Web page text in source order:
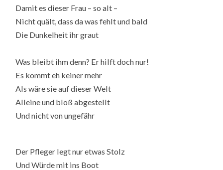
Damit es dieser Frau – so alt –
Nicht quält, dass da was fehlt und bald
Die Dunkelheit ihr graut
Was bleibt ihm denn? Er hilft doch nur!
Es kommt eh keiner mehr
Als wäre sie auf dieser Welt
Alleine und bloß abgestellt
Und nicht von ungefähr
Der Pfleger legt nur etwas Stolz
Und Würde mit ins Boot